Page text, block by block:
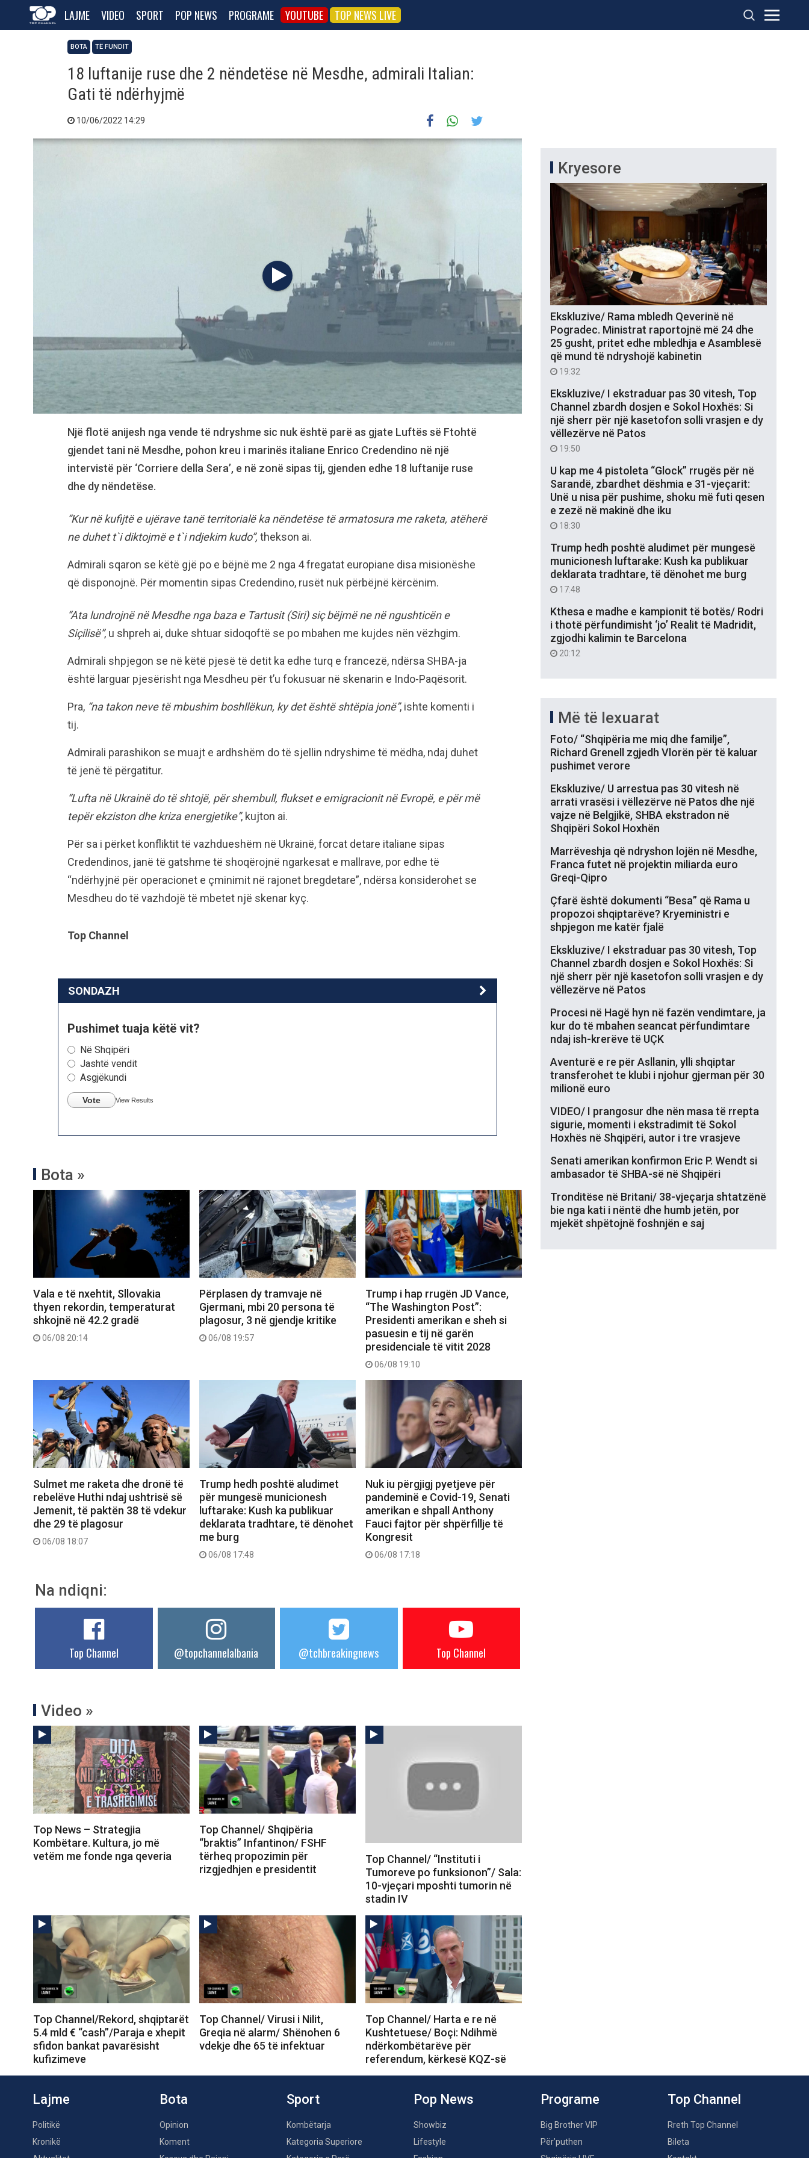
LAJME VIDEO SPORT POP NEWS PROGRAME YOUTUBE TOP NEWS LIVE
BOTA TË FUNDIT
18 luftanije ruse dhe 2 nëndetëse në Mesdhe, admirali Italian:
Gati të ndërhyjmë
10/06/2022 14:29
Një flotë anijesh nga vende të ndryshme sic nuk është parë as gjate Luftës së Ftohtë
gjendet tani në Mesdhe, pohon kreu i marinës italiane Enrico Credendino në një
intervistë për ‘Corriere della Sera’, e në zonë sipas tij, gjenden edhe 18 luftanije ruse
dhe dy nëndetëse.
“Kur në kufijtë e ujërave tanë territorialë ka nëndetëse të armatosura me raketa, atëherë
ne duhet t`i diktojmë e t`i ndjekim kudo”, thekson ai.
Admirali sqaron se këtë gjë po e bëjnë me 2 nga 4 fregatat europiane disa misionëshe
që disponojnë. Për momentin sipas Credendino, rusët nuk përbëjnë kërcënim.
“Ata lundrojnë në Mesdhe nga baza e Tartusit (Siri) siç bëjmë ne në ngushticën e
Siçilisë”, u shpreh ai, duke shtuar sidoqoftë se po mbahen me kujdes nën vëzhgim.
Admirali shpjegon se në këtë pjesë të detit ka edhe turq e francezë, ndërsa SHBA-ja
është larguar pjesërisht nga Mesdheu për t’u fokusuar në skenarin e Indo-Paqësorit.
Pra, “na takon neve të mbushim boshllëkun, ky det është shtëpia jonë”, ishte komenti i
tij.
Admirali parashikon se muajt e ardhshëm do të sjellin ndryshime të mëdha, ndaj duhet
të jenë të përgatitur.
“Lufta në Ukrainë do të shtojë, për shembull, flukset e emigracionit në Evropë, e për më
tepër ekziston dhe kriza energjetike”, kujton ai.
Për sa i përket konfliktit të vazhdueshëm në Ukrainë, forcat detare italiane sipas
Credendinos, janë të gatshme të shoqërojnë ngarkesat e mallrave, por edhe të
“ndërhyjnë për operacionet e çminimit në rajonet bregdetare”, ndërsa konsiderohet se
Mesdheu do të vazhdojë të mbetet një skenar kyç.
Top Channel
SONDAZH
Pushimet tuaja këtë vit?
Në Shqipëri
Jashtë vendit
Asgjëkundi
Vote View Results
Bota »
Vala e të nxehtit, Sllovakia
thyen rekordin, temperaturat
shkojnë në 42.2 gradë
06/08 20:14
Përplasen dy tramvaje në
Gjermani, mbi 20 persona të
plagosur, 3 në gjendje kritike
06/08 19:57
Trump i hap rrugën JD Vance,
“The Washington Post”:
Presidenti amerikan e sheh si
pasuesin e tij në garën
presidenciale të vitit 2028
06/08 19:10
Sulmet me raketa dhe dronë të
rebelëve Huthi ndaj ushtrisë së
Jemenit, të paktën 38 të vdekur
dhe 29 të plagosur
06/08 18:07
Trump hedh poshtë aludimet
për mungesë municionesh
luftarake: Kush ka publikuar
deklarata tradhtare, të dënohet
me burg
06/08 17:48
Nuk iu përgjigj pyetjeve për
pandeminë e Covid-19, Senati
amerikan e shpall Anthony
Fauci fajtor për shpërfillje të
Kongresit
06/08 17:18
Na ndiqni:
Top Channel @topchannelalbania @tchbreakingnews Top Channel
Video »
Top News – Strategjia
Kombëtare. Kultura, jo më
vetëm me fonde nga qeveria
Top Channel/ Shqipëria
“braktis” Infantinon/ FSHF
tërheq propozimin për
rizgjedhjen e presidentit
Top Channel/ “Instituti i
Tumoreve po funksionon”/ Sala:
10-vjeçari mposhti tumorin në
stadin IV
Top Channel/Rekord, shqiptarët
5.4 mld € “cash”/Paraja e xhepit
sfidon bankat pavarësisht
kufizimeve
Top Channel/ Virusi i Nilit,
Greqia në alarm/ Shënohen 6
vdekje dhe 65 të infektuar
Top Channel/ Harta e re në
Kushtetuese/ Boçi: Ndihmë
ndërkombëtarëve për
referendum, kërkesë KQZ-së
Kryesore
Ekskluzive/ Rama mbledh Qeverinë në
Pogradec. Ministrat raportojnë më 24 dhe
25 gusht, pritet edhe mbledhja e Asamblesë
që mund të ndryshojë kabinetin
19:32
Ekskluzive/ I ekstraduar pas 30 vitesh, Top
Channel zbardh dosjen e Sokol Hoxhës: Si
një sherr për një kasetofon solli vrasjen e dy
vëllezërve në Patos
19:50
U kap me 4 pistoleta “Glock” rrugës për në
Sarandë, zbardhet dëshmia e 31-vjeçarit:
Unë u nisa për pushime, shoku më futi qesen
e zezë në makinë dhe iku
18:30
Trump hedh poshtë aludimet për mungesë
municionesh luftarake: Kush ka publikuar
deklarata tradhtare, të dënohet me burg
17:48
Kthesa e madhe e kampionit të botës/ Rodri
i thotë përfundimisht ‘jo’ Realit të Madridit,
zgjodhi kalimin te Barcelona
20:12
Më të lexuarat
Foto/ “Shqipëria me miq dhe familje”,
Richard Grenell zgjedh Vlorën për të kaluar
pushimet verore
Ekskluzive/ U arrestua pas 30 vitesh në
arrati vrasësi i vëllezërve në Patos dhe një
vajze në Belgjikë, SHBA ekstradon në
Shqipëri Sokol Hoxhën
Marrëveshja që ndryshon lojën në Mesdhe,
Franca futet në projektin miliarda euro
Greqi-Qipro
Çfarë është dokumenti “Besa” që Rama u
propozoi shqiptarëve? Kryeministri e
shpjegon me katër fjalë
Ekskluzive/ I ekstraduar pas 30 vitesh, Top
Channel zbardh dosjen e Sokol Hoxhës: Si
një sherr për një kasetofon solli vrasjen e dy
vëllezërve në Patos
Procesi në Hagë hyn në fazën vendimtare, ja
kur do të mbahen seancat përfundimtare
ndaj ish-krerëve të UÇK
Aventurë e re për Asllanin, ylli shqiptar
transferohet te klubi i njohur gjerman për 30
milionë euro
VIDEO/ I prangosur dhe nën masa të rrepta
sigurie, momenti i ekstradimit të Sokol
Hoxhës në Shqipëri, autor i tre vrasjeve
Senati amerikan konfirmon Eric P. Wendt si
ambasador të SHBA-së në Shqipëri
Tronditëse në Britani/ 38-vjeçarja shtatzënë
bie nga kati i nëntë dhe humb jetën, por
mjekët shpëtojnë foshnjën e saj
Lajme
Politikë
Kronikë
Bota
Opinion
Koment
Sport
Kombëtarja
Kategoria Superiore
Pop News
Showbiz
Lifestyle
Programe
Big Brother VIP
Për’puthen
Top Channel
Rreth Top Channel
Bileta